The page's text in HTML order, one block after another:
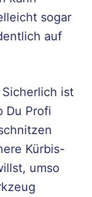
sogar
auf
ist
Du Profi
Kürbis-
umso